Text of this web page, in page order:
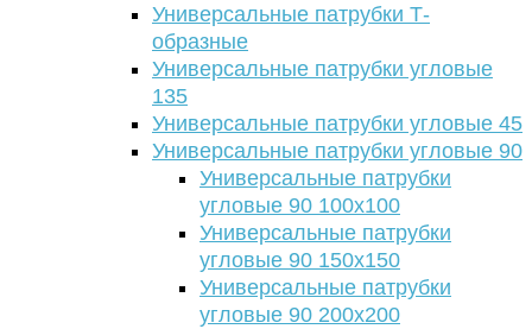
Универсальные патрубки Т-
образные
Универсальные патрубки угловые
135
Универсальные патрубки угловые 45
Универсальные патрубки угловые 90
Универсальные патрубки
угловые 90 100х100
Универсальные патрубки
угловые 90 150х150
Универсальные патрубки
угловые 90 200х200